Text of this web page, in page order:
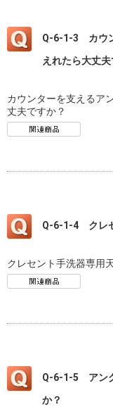
Q-6-1-3 カウ
えれたら大丈夫
カウンターを支えるア
丈夫ですか？
Q-6-1-4 クレ
クレセント手洗器専用
Q-6-1-5 アン
か？